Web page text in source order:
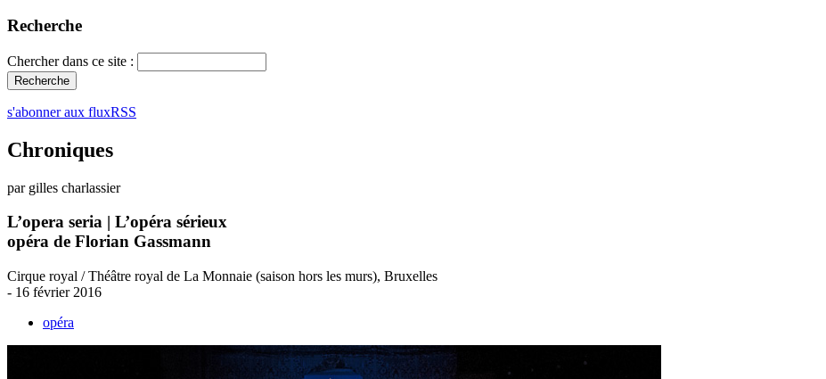
Recherche
Chercher dans ce site :
s'abonner aux fluxRSS
Chroniques
par gilles charlassier
L’opera seria | L’opéra sérieux
opéra de Florian Gassmann
Cirque royal / Théâtre royal de La Monnaie (saison hors les murs), Bruxelles
- 16 février 2016
opéra